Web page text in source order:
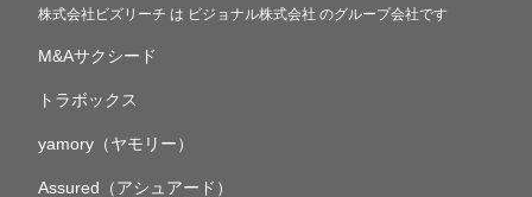
株式会社ビズリーチ は ビジョナル株式会社 のグループ会社です
M&Aサクシード
トラボックス
yamory（ヤモリー）
Assured（アシュアード）